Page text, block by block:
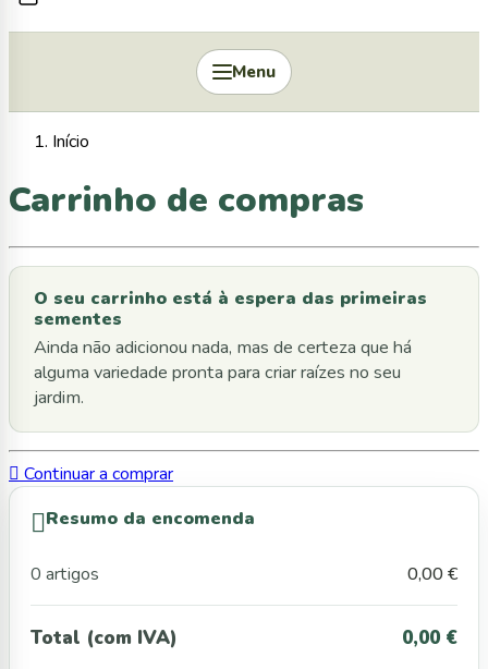
Menu
Início
Carrinho de compras
O seu carrinho está à espera das primeiras
sementes
Ainda não adicionou nada, mas de certeza que há
alguma variedade pronta para criar raízes no seu
jardim.
 Continuar a comprar
Resumo da encomenda
0 artigos 0,00 €
Total (com IVA) 0,00 €